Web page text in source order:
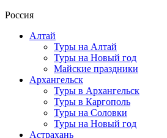
Россия
Алтай
Туры на Алтай
Туры на Новый год
Майские праздники
Архангельск
Туры в Архангельск
Туры в Каргополь
Туры на Соловки
Туры на Новый год
Астрахань